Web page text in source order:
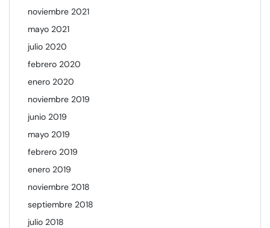
noviembre 2021
mayo 2021
julio 2020
febrero 2020
enero 2020
noviembre 2019
junio 2019
mayo 2019
febrero 2019
enero 2019
noviembre 2018
septiembre 2018
julio 2018